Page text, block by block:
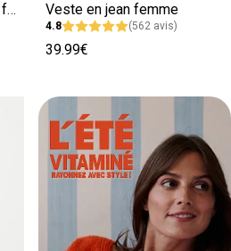
Jean ballon BERLIN BL02 femme
Veste en jean femme
4.8 (562 avis)
39.99€